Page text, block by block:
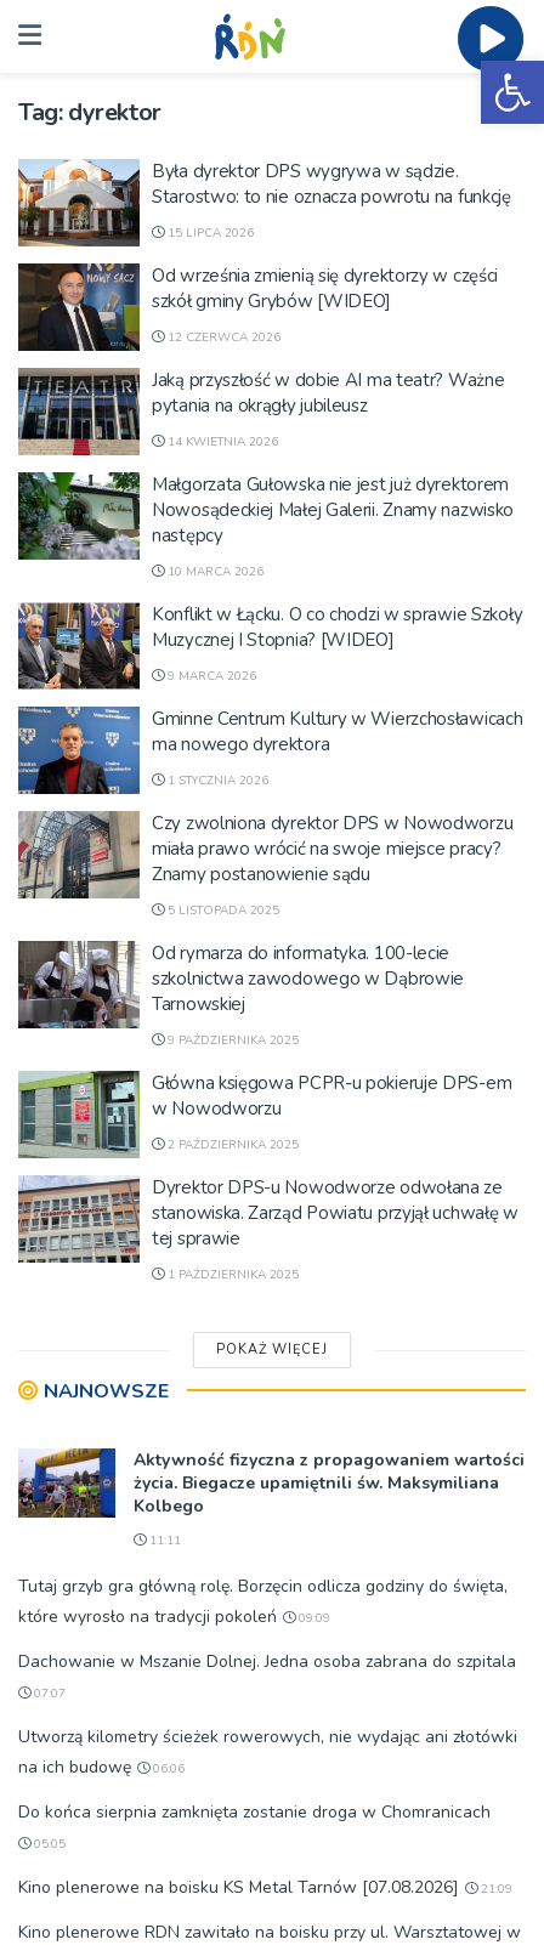
Tag:dyrektor
Była dyrektor DPS wygrywa w sądzie.
Starostwo: to nie oznacza powrotu na funkcję
15 LIPCA 2026
Od września zmienią się dyrektorzy w części
szkół gminy Grybów [WIDEO]
12 CZERWCA 2026
Jaką przyszłość w dobie AI ma teatr? Ważne
pytania na okrągły jubileusz
14 KWIETNIA 2026
Małgorzata Gułowska nie jest już dyrektorem
Nowosądeckiej Małej Galerii. Znamy nazwisko
następcy
10 MARCA 2026
Konflikt w Łącku. O co chodzi w sprawie Szkoły
Muzycznej I Stopnia? [WIDEO]
9 MARCA 2026
Gminne Centrum Kultury w Wierzchosławicach
ma nowego dyrektora
1 STYCZNIA 2026
Czy zwolniona dyrektor DPS w Nowodworzu
miała prawo wrócić na swoje miejsce pracy?
Znamy postanowienie sądu
5 LISTOPADA 2025
Od rymarza do informatyka. 100-lecie
szkolnictwa zawodowego w Dąbrowie
Tarnowskiej
9 PAŹDZIERNIKA 2025
Główna księgowa PCPR-u pokieruje DPS-em
w Nowodworzu
2 PAŹDZIERNIKA 2025
Dyrektor DPS-u Nowodworze odwołana ze
stanowiska. Zarząd Powiatu przyjął uchwałę w
tej sprawie
1 PAŹDZIERNIKA 2025
POKAŻ WIĘCEJ
NAJNOWSZE
Aktywność fizyczna z propagowaniem wartości
życia. Biegacze upamiętnili św. Maksymiliana
Kolbego
11:11
Tutaj grzyb gra główną rolę. Borzęcin odlicza godziny do święta,
które wyrosło na tradycji pokoleń
09:09
Dachowanie w Mszanie Dolnej. Jedna osoba zabrana do szpitala
07:07
Utworzą kilometry ścieżek rowerowych, nie wydając ani złotówki
na ich budowę
06:06
Do końca sierpnia zamknięta zostanie droga w Chomranicach
05:05
Kino plenerowe na boisku KS Metal Tarnów [07.08.2026] 21:09
Kino plenerowe RDN zawitało na boisku przy ul. Warsztatowej w